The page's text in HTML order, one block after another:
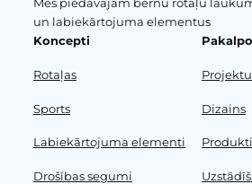
Mēs piedāvājam bērnu rotaļu
un labiekārtojuma elementus
Koncepti
Rotaļas
Sports
Labiekārtojuma elementi
Drošības segumi
Dizains
Produkti